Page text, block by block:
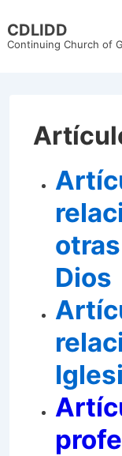
Skip
CDLIDD
Continuing Church of
Dios